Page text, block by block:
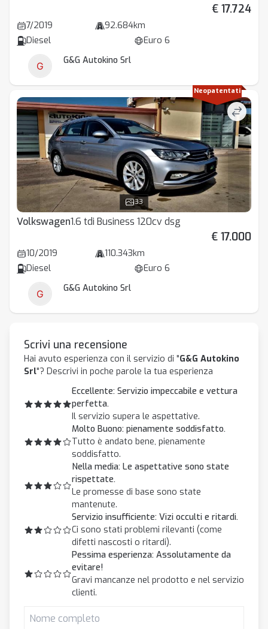
€ 17.724
7/2019
92.684km
Diesel
Euro 6
G&G Autokino Srl
33
Neopatentati
Volkswagen1.6 tdi Business 120cv dsg
€ 17.000
10/2019
110.343km
Diesel
Euro 6
G&G Autokino Srl
Scrivi una recensione
Hai avuto esperienza con il servizio di "G&G Autokino
Srl"? Descrivi in poche parole la tua esperienza
Pessima esperienza: Assolutamente da
evitare!
Gravi mancanze nel prodotto e nel servizio
clienti.
Servizio insufficiente: Vizi occulti e ritardi.
Ci sono stati problemi rilevanti (come
difetti nascosti o ritardi).
Nella media: Le aspettative sono state
rispettate.
Le promesse di base sono state
mantenute.
Molto Buono: pienamente soddisfatto.
Tutto è andato bene, pienamente
soddisfatto.
Eccellente: Servizio impeccabile e vettura
perfetta.
Il servizio supera le aspettative.